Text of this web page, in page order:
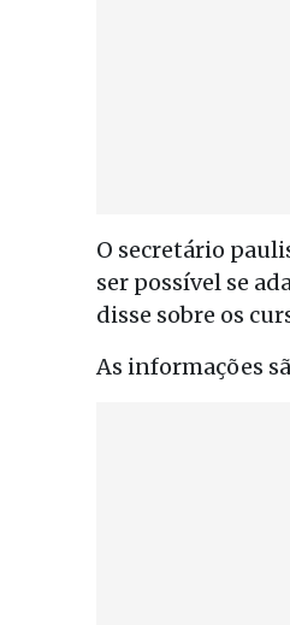
O secretário
ser possível se
disse sobre os
As informações